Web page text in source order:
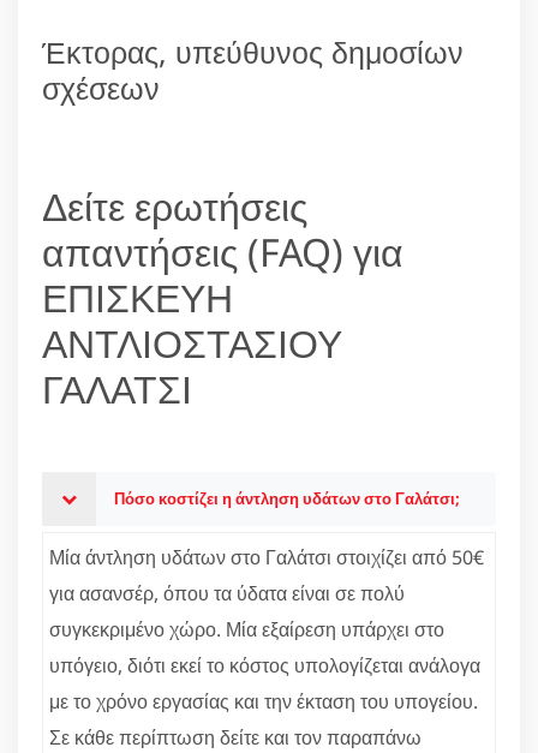
Έκτορας, υπεύθυνος δημοσίων
σχέσεων
Δείτε ερωτήσεις
απαντήσεις (FAQ) για
ΕΠΙΣΚΕΥΗ
ΑΝΤΛΙΟΣΤΑΣΙΟΥ
ΓΑΛΑΤΣΙ
Πόσο κοστίζει η άντληση υδάτων στο Γαλάτσι;
Μία άντληση υδάτων στο Γαλάτσι στοιχίζει από 50€
για ασανσέρ, όπου τα ύδατα είναι σε πολύ
συγκεκριμένο χώρο. Μία εξαίρεση υπάρχει στο
υπόγειο, διότι εκεί το κόστος υπολογίζεται ανάλογα
με το χρόνο εργασίας και την έκταση του υπογείου.
Σε κάθε περίπτωση δείτε και τον παραπάνω